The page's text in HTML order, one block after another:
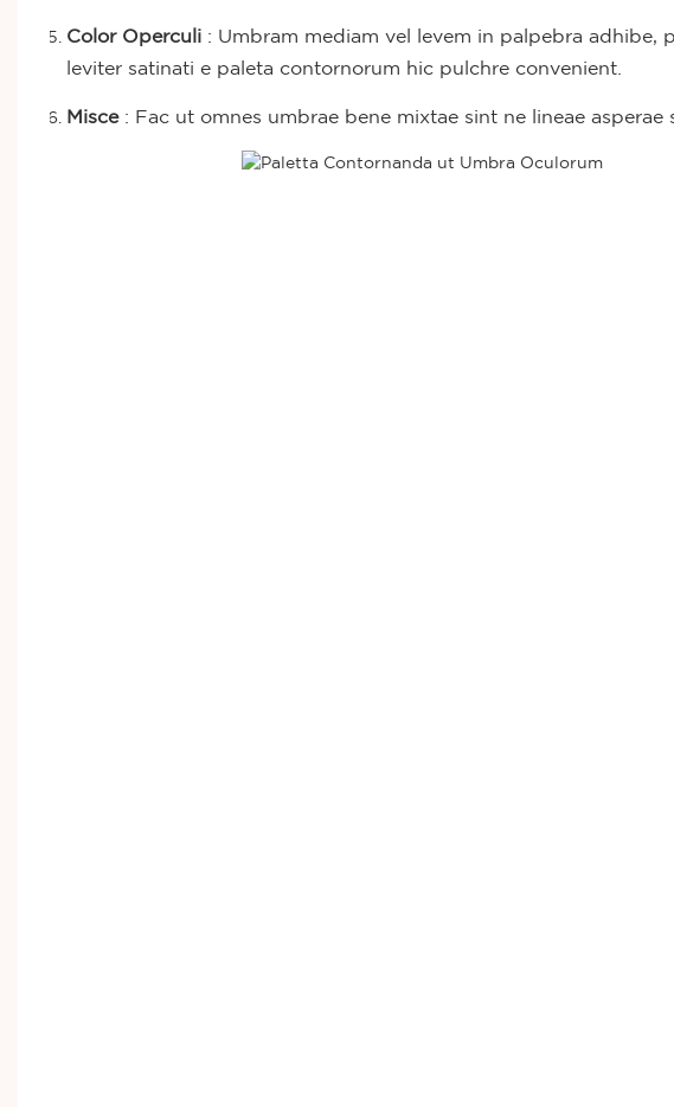
Color Operculi: Umbram mediam vel levem in palpebra adhibe,
leviter satinati e paleta contornorum hic pulchre convenient.
Misce: Fac ut omnes umbrae bene mixtae sint ne lineae asperae